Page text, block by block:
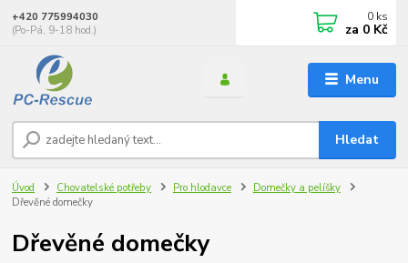
Menu
Hledat
+420 775994030
(Po-Pá, 9-18 hod.)
0 ks
za 0 Kč
Úvod Chovatelské potřeby Pro hlodavce
Domečky a pelíšky
Dřevěné domečky
Dřevěné domečky